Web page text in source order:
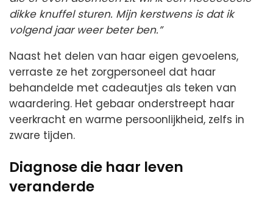
dikke knuffel sturen. Mijn kerstwens is dat ik
volgend jaar weer beter ben.”
Naast het delen van haar eigen gevoelens,
verraste ze het zorgpersoneel dat haar
behandelde met cadeautjes als teken van
waardering. Het gebaar onderstreept haar
veerkracht en warme persoonlijkheid, zelfs in
zware tijden.
Diagnose die haar leven
veranderde